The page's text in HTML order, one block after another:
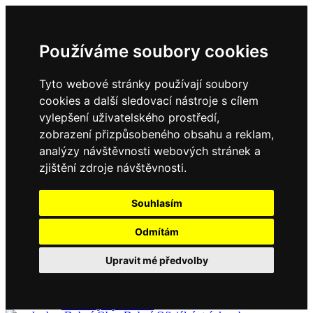
Používáme soubory cookies
Tyto webové stránky používají soubory
cookies a další sledovací nástroje s cílem
vylepšení uživatelského prostředí,
zobrazení přizpůsobeného obsahu a reklam,
analýzy návštěvnosti webových stránek a
zjištění zdroje návštěvnosti.
Souhlasím
Odmítám
Upravit mé předvolby
Domů
Kontakty
Úřední deska
Vyhlášky
Složení zastupitelstva